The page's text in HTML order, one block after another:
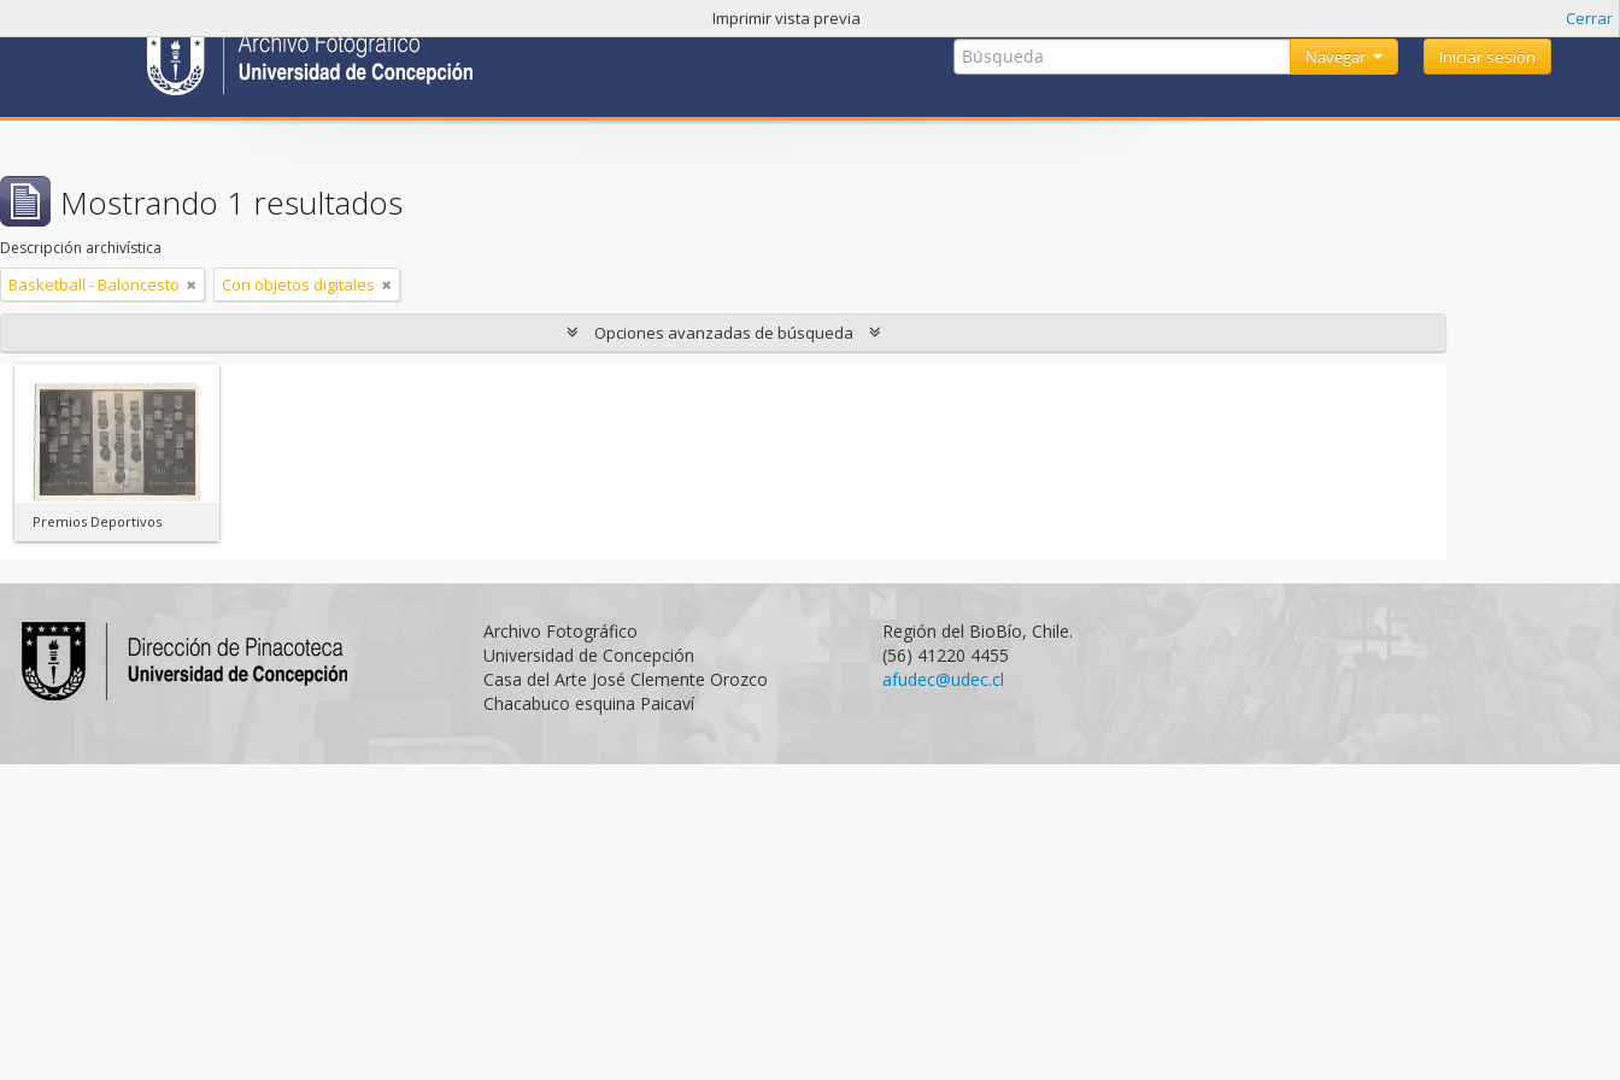
Iniciar sesión
Navegar
Imprimir vista previa Cerrar
Mostrando 1 resultados
Descripción archivística
Basketball - Baloncesto Con objetos digitales
Opciones avanzadas de búsqueda
Premios Deportivos
Archivo Fotográfico
Universidad de Concepción
Casa del Arte José Clemente Orozco
Chacabuco esquina Paicaví
Región del BioBío, Chile.
(56) 41220 4455
afudec@udec.cl